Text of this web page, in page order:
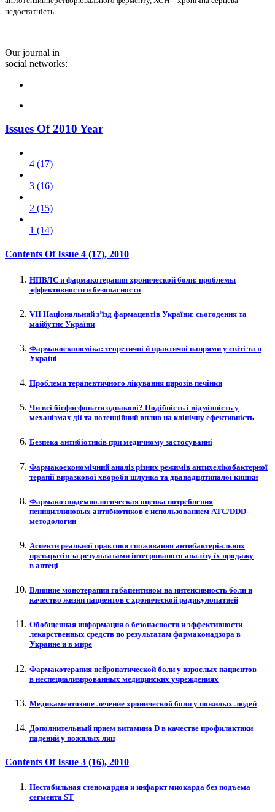
недостатність
Our journal in
social networks:
Issues Of 2010 Year
4 (17)
3 (16)
2 (15)
1 (14)
Contents Of Issue 4 (17), 2010
НПВЛС и фармакотерапия хронической боли: проблемы
эффективности и безопасности
VII Національний з’їзд фармацевтів України: сьогодення та
майбутнє України
Фармакоекономіка: теоретичні й практичні напрями у світі та в
Україні
Проблеми терапевтичного лікування цирозів печінки
Чи всі бісфосфонати однакові? Подібність і відмінність у
механізмах дії та потенційний вплив на клінічну ефективність
Безпека антибіотиків при медичному застосуванні
Фармакоекономічний аналіз різних режимів антихелікобактерної
терапії виразкової хвороби шлунка та дванадцятипалої кишки
Фармакоэпидемиологическая оценка потребления
пенициллиновых антибиотиков с использованием ATC/DDD-
методологии
Аспекти реальної практики споживання антибактеріальних
препаратів за результатами інтегрованого аналізу їх продажу
в аптеці
Влияние монотерапии габапентином на интенсивность боли и
качество жизни пациентов с хронической радикулопатией
Обобщенная информация о безопасности и эффективности
лекарственных средств по результатам фармаконадзора в
Украине и в мире
Фармакотерапия нейропатической боли у взрослых пациентов
в неспециализированных медицинских учреждениях
Медикаментозное лечение хронической боли у пожилых людей
Дополнительный прием витамина D в качестве профилактики
падений у пожилых лиц
Contents Of Issue 3 (16), 2010
Нестабильная стенокардия и инфаркт миокарда без подъема
сегмента ST